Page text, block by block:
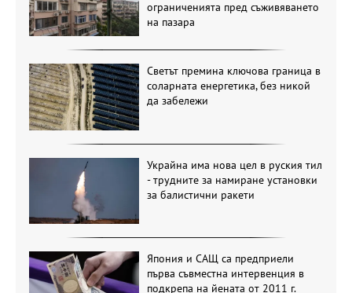
ограниченията пред съживяването
на пазара
Светът премина ключова граница в
соларната енергетика, без никой
да забележи
Украйна има нова цел в руския тил
- трудните за намиране установки
за балистични ракети
Япония и САЩ са предприели
първа съвместна интервенция в
подкрепа на йената от 2011 г.